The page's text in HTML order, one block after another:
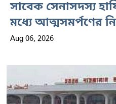
সাবেক সেনাসদস্য
মধ্যে আত্মসমর্পণের
Aug 06, 2026